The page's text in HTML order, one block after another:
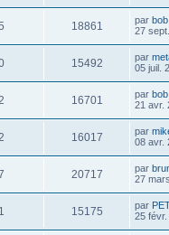
18861 par
27
15492 par
05 juil.
16701 par
21 avr.
2 16017 par
08 avr.
20717 par
27
1 15175 par
25